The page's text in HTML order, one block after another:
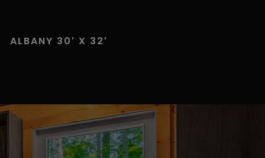
ALBANY 30′ X 32′